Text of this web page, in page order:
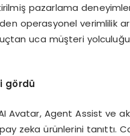
pazarlama
operasyonel verimlilik
uca müşteri yolculuğu
gördü
Avatar, Agent Assist ve
zeka ürünlerini tanıttı.